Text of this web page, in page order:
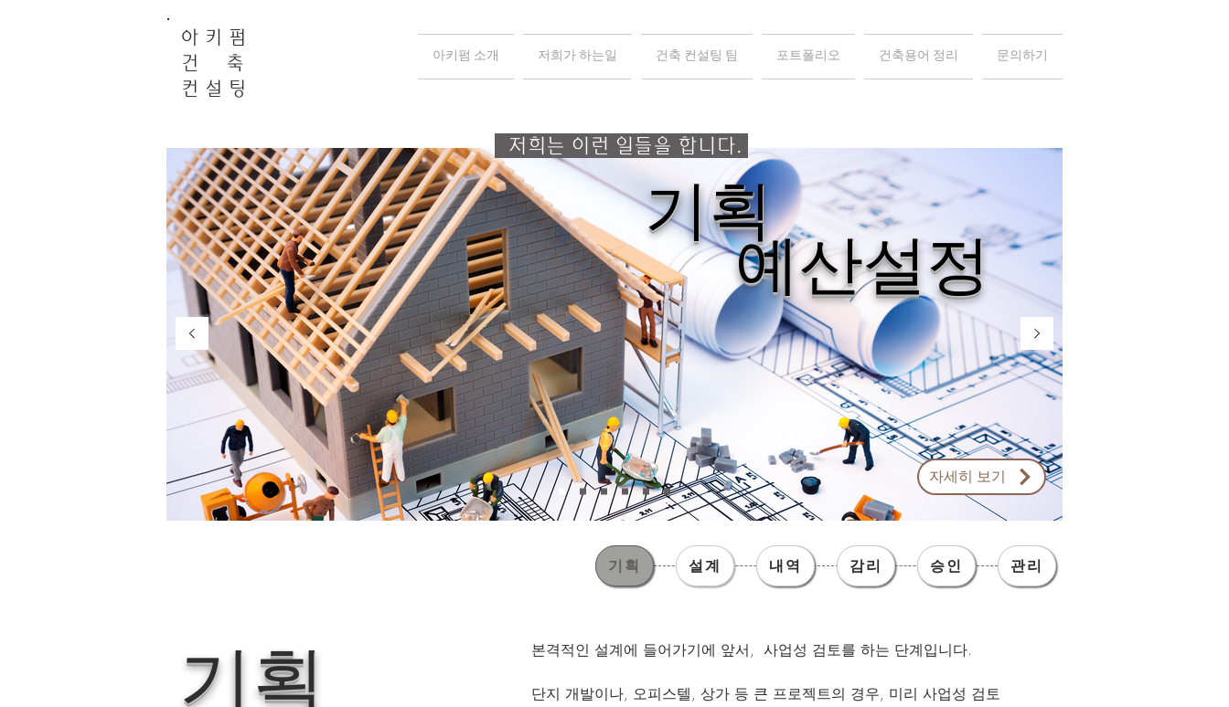
아 키 펌
건 축
컨 설 팅
아키펌 소개 저희가 하는일 건축 컨설팅 팀 포트폴리오 건축용어 정리 문의하기
기획
예산설정
자세히 보기
저희는 이런 일들을 합니다.
기획 내역 감리 승인 관리
기획 설계 내역 감리 승인 관리
기획
본격적인 설계에 들어가기에 앞서, 사업성 검토를 하는 단계입니다.
단지 개발이나, 오피스텔, 상가 등 큰 프로젝트의 경우, 미리 사업성 검토